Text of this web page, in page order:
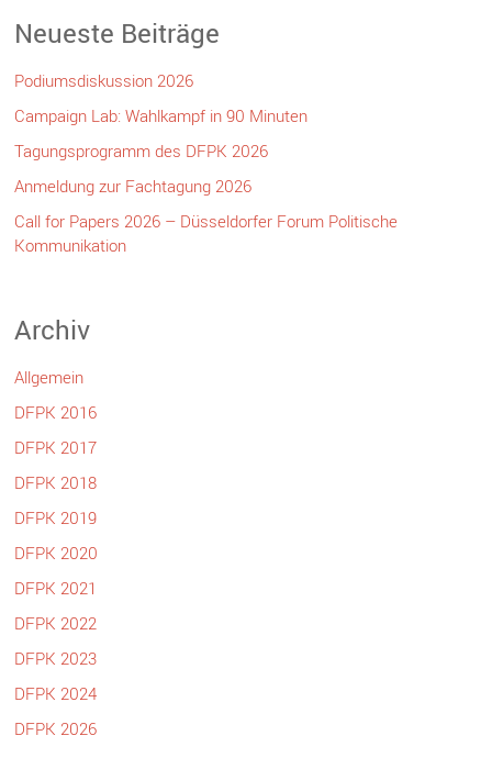
Neueste Beiträge
Podiumsdiskussion 2026
Campaign Lab: Wahlkampf in 90 Minuten
Tagungsprogramm des DFPK 2026
Anmeldung zur Fachtagung 2026
Call for Papers 2026 – Düsseldorfer Forum Politische
Kommunikation
Archiv
Allgemein
DFPK 2016
DFPK 2017
DFPK 2018
DFPK 2019
DFPK 2020
DFPK 2021
DFPK 2022
DFPK 2023
DFPK 2024
DFPK 2026